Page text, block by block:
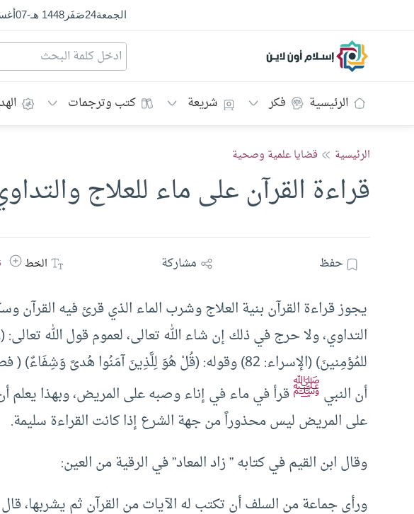
الجمعة24صَفَر1448 هـ -
07
إسلام أون لاين
الرئيسية فكر شريعة كتب وترجمات
الرئيسية قضايا علمية وصحية
قراءة القرآن على ماء للعلاج
حفظ مشاركة الخط
يجوز قراءة القرآن بنية العلاج وشرب الماء الذي قرئ فيه
التداوي، ولا حرج في ذلك إن شاء الله تعالى، لعموم قول الله
أن النبيﷺقرأ في ماء في إناء وصبه على المريض، وبهذا يعلم
على المريض ليس محذوراً من جهة الشرع إذا كانت القراءة سليمة.
وقال ابن القيم في كتابه ” زاد المعاد” في الرقية من العين:
ورأى جماعة من السلف أن تكتب له الآيات من القرآن ثم يشربها،